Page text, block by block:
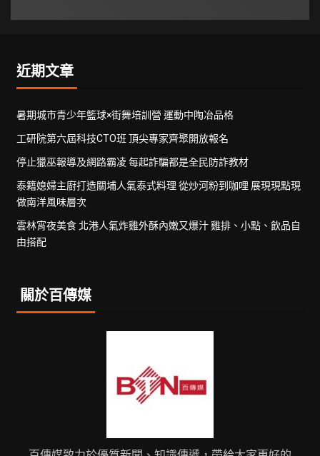
近期文章
暑期城市青少年籃球×街舞培訓營 運動中陶冶品格
工研院第六屆科技CTO班 頂尖專家齊聚開放報名
停止獵巫報導及網路霸凌 每起詐騙都是全民防詐教材
泰籍媳婦主廚打造關埔人氣泰式料理 從炒河粉到咖哩 展現現點現
做南洋風味層次
雲林宵夜美食 北港人氣炸雞外酥內嫩又爆汁 雞排、小點、飲品自
由搭配
關於百傳媒